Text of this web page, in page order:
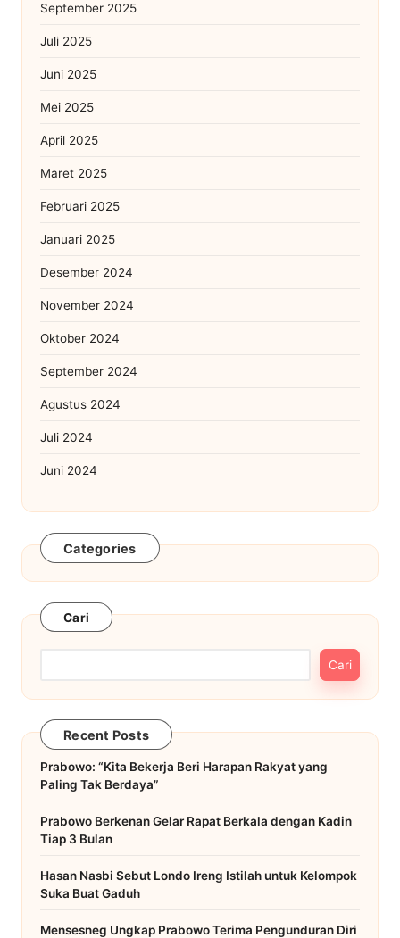
September 2025
Juli 2025
Juni 2025
Mei 2025
April 2025
Maret 2025
Februari 2025
Januari 2025
Desember 2024
November 2024
Oktober 2024
September 2024
Agustus 2024
Juli 2024
Juni 2024
Categories
Cari
Cari
Recent Posts
Prabowo: “Kita Bekerja Beri Harapan Rakyat yang
Paling Tak Berdaya”
Prabowo Berkenan Gelar Rapat Berkala dengan Kadin
Tiap 3 Bulan
Hasan Nasbi Sebut Londo Ireng Istilah untuk Kelompok
Suka Buat Gaduh
Mensesneg Ungkap Prabowo Terima Pengunduran Diri